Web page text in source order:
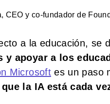
CEO y co-fundador de
a la educación, se
y apoyar a los
Microsoftes un paso
la IA está cada